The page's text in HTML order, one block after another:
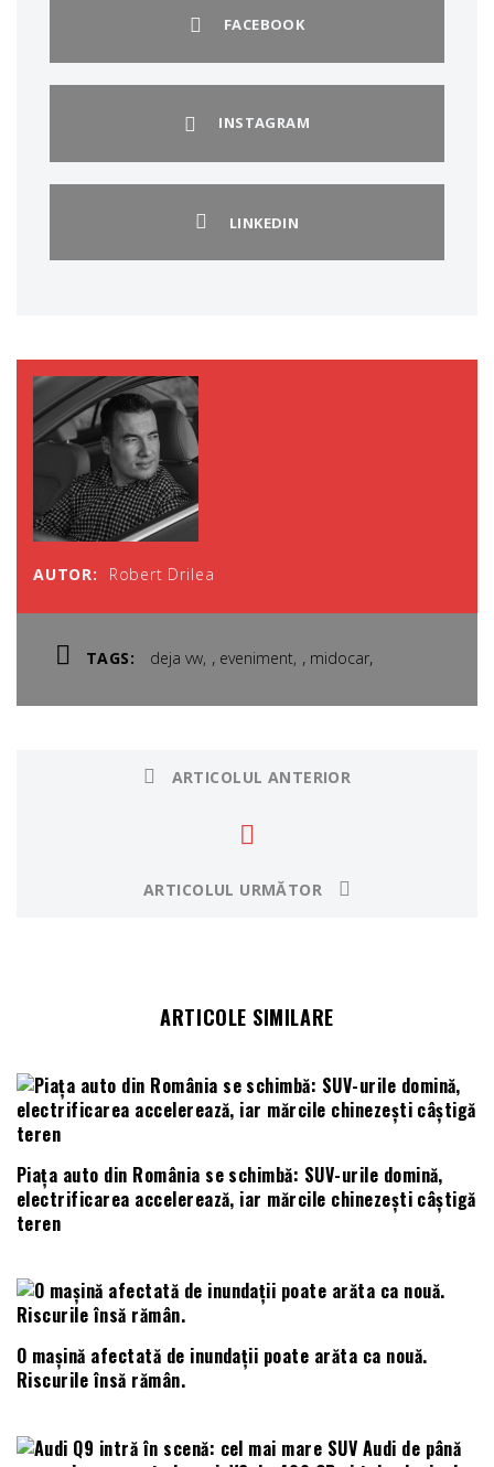
FACEBOOK
INSTAGRAM
LINKEDIN
AUTOR: Robert Drilea
TAGS: deja vw , eveniment , midocar,
ARTICOLUL ANTERIOR
ARTICOLUL URMĂTOR
ARTICOLE SIMILARE
Piața auto din România se schimbă: SUV-urile domină,
electrificarea accelerează, iar mărcile chinezești câștigă
teren
O mașină afectată de inundații poate arăta ca nouă.
Riscurile însă rămân.